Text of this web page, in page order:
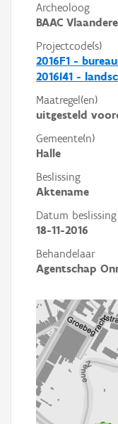
Archeoloog
BAAC
Projectcode(s)
2016F1 -
2016I41 -
Maatregel(en)
uitgesteld
Gemeente(n)
Halle
Beslissing
Aktename
Datum beslissing
18-11-2016
Behandelaar
Agentschap